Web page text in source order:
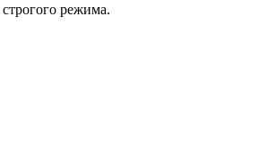
режима.